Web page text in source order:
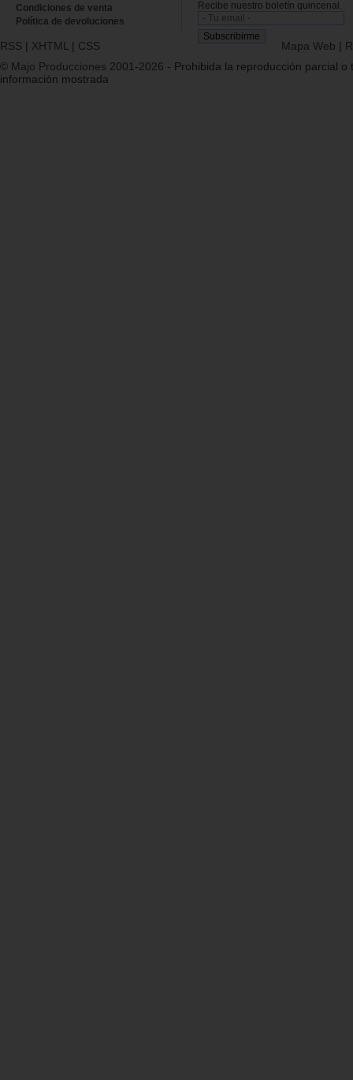
Condiciones de venta
Política de devoluciones
Recibe nuestro boletín quincenal.
RSS | XHTML | CSS Mapa Web |
© Majo Producciones 2001-2026 - Prohibida la reproducción parcial o
información mostrada